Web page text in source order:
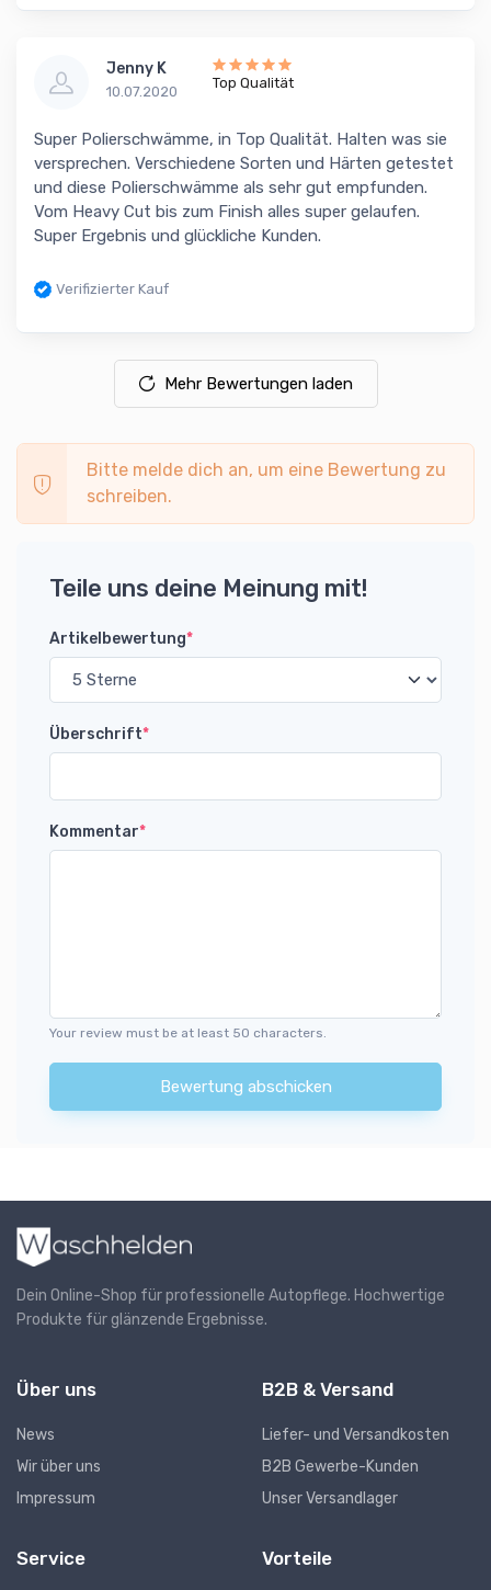
Jenny K
10.07.2020
Top Qualität
Super Polierschwämme, in Top Qualität. Halten was sie
versprechen. Verschiedene Sorten und Härten getestet
und diese Polierschwämme als sehr gut empfunden.
Vom Heavy Cut bis zum Finish alles super gelaufen.
Super Ergebnis und glückliche Kunden.
Verifizierter Kauf
Mehr Bewertungen laden
Bitte melde dich an, um eine Bewertung zu
schreiben.
Teile uns deine Meinung mit!
Artikelbewertung*
Überschrift*
Kommentar*
Your review must be at least 50 characters.
Bewertung abschicken
Dein Online-Shop für professionelle Autopflege. Hochwertige
Produkte für glänzende Ergebnisse.
Über uns
News
Wir über uns
Impressum
B2B & Versand
Liefer- und Versandkosten
B2B Gewerbe-Kunden
Unser Versandlager
Service Vorteile